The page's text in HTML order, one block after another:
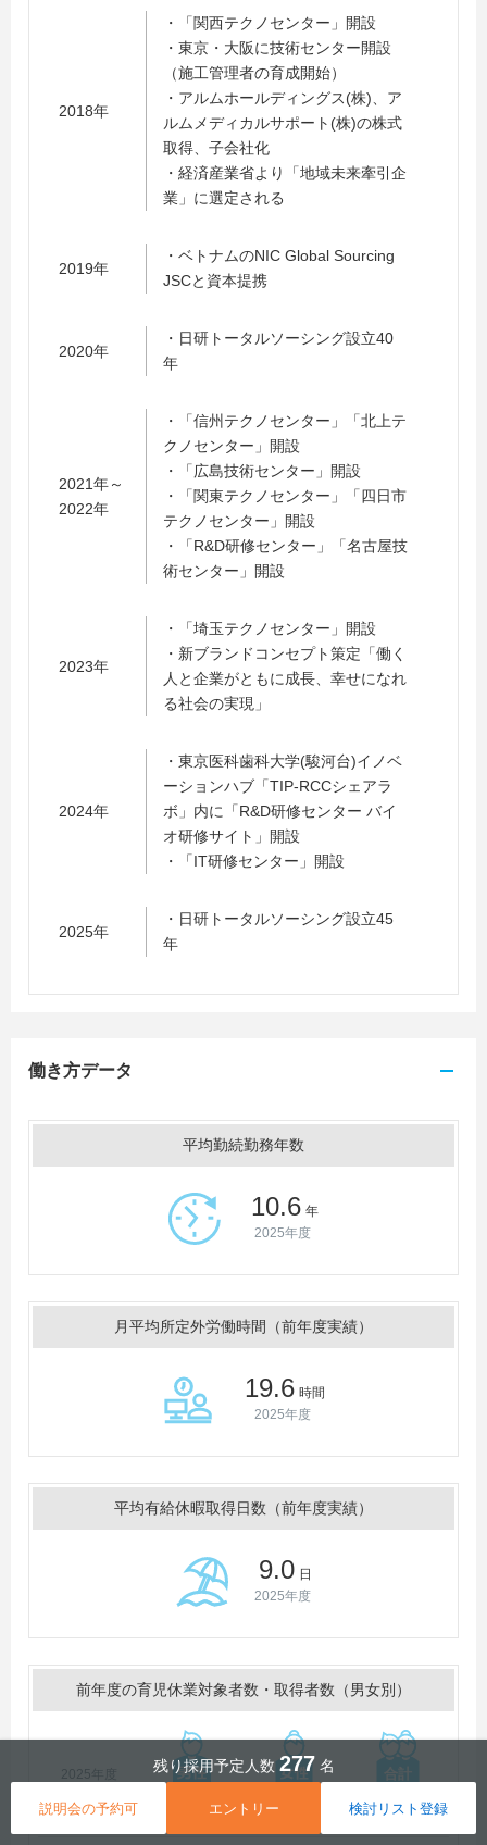
残り採用予定人数 277 名
説明会の予約可 エントリー 検討リスト登録
2018年
・「関西テクノセンター」開設
・東京・大阪に技術センター開設
（施工管理者の育成開始）
・アルムホールディングス(株)、ア
ルムメディカルサポート(株)の株式
取得、子会社化
・経済産業省より「地域未来牽引企
業」に選定される
2019年
・ベトナムのNIC Global Sourcing
JSCと資本提携
2020年
・日研トータルソーシング設立40
年
2021年～
2022年
・「信州テクノセンター」「北上テ
クノセンター」開設
・「広島技術センター」開設
・「関東テクノセンター」「四日市
テクノセンター」開設
・「R&D研修センター」「名古屋技
術センター」開設
2023年
・「埼玉テクノセンター」開設
・新ブランドコンセプト策定「働く
人と企業がともに成長、幸せになれ
る社会の実現」
2024年
・東京医科歯科大学(駿河台)イノベ
ーションハブ「TIP-RCCシェアラ
ボ」内に「R&D研修センター バイ
オ研修サイト」開設
・「IT研修センター」開設
2025年
・日研トータルソーシング設立45
年
働き方データ
平均勤続勤務年数
10.6 年
2025年度
月平均所定外労働時間（前年度実績）
19.6 時間
2025年度
平均有給休暇取得日数（前年度実績）
9.0 日
2025年度
前年度の育児休業対象者数・取得者数（男女別）
2025年度
対象者 名 80 143 名